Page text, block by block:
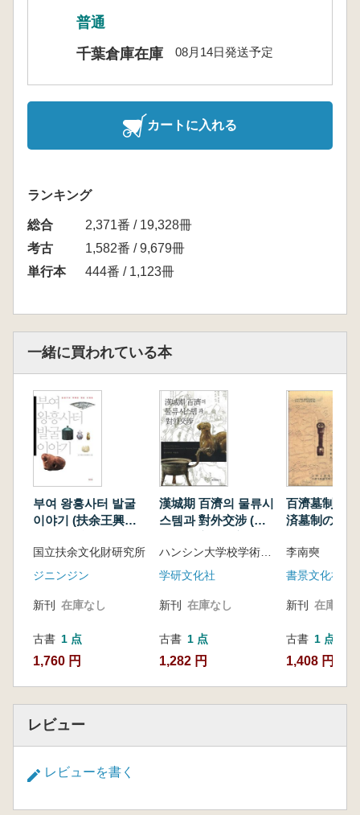
普通
千葉倉庫在庫
08月14日発送予定
カートに入れる
ランキング
総合
2,371番 / 19,328冊
考古
1,582番 / 9,679冊
単行本
444番 / 1,123冊
一緒に買われている本
부여 왕흥사터 발굴
이야기 (扶余王興寺
国立扶余文化財研究所
ジニンジン
新刊 在庫なし
古書 1 点
1,760 円
漢城期 百濟의 물류시
스템과 對外交涉 (漢
テムと対外交渉)
ハンシン大学校学術院 編
学研文化社
新刊 在庫なし
古書 1 点
1,282 円
百濟墓制의
済墓制の研
李南奭
書景文化社
新刊 在庫なし
古書 1 点
1,408 円
レビュー
レビューを書く